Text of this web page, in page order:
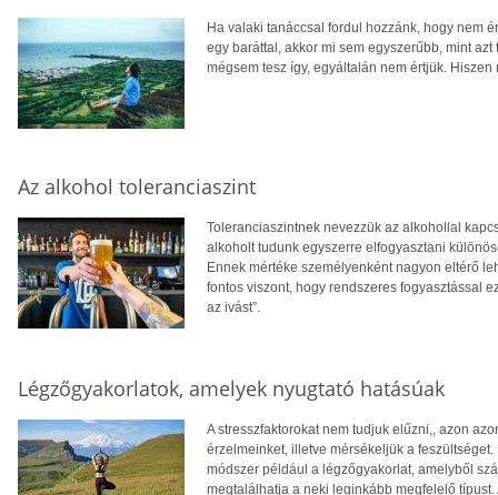
Ha valaki tanáccsal fordul hozzánk, hogy nem
egy baráttal, akkor mi sem egyszerűbb, mint
mégsem tesz így, egyáltalán nem értjük.
Az alkohol toleranciaszint
Toleranciaszintnek nevezzük az alkohollal
alkoholt tudunk egyszerre elfogyasztani
Ennek mértéke személyenként nagyon eltérő
fontos viszont, hogy rendszeres fogyasztással
az ivást”.
Légzőgyakorlatok, amelyek nyugtató hatásúak
A stresszfaktorokat nem tudjuk elűzni,, azon
érzelmeinket, illetve mérsékeljük a
módszer például a légzőgyakorlat, amelyből
megtalálhatja a neki leginkább megfelelő